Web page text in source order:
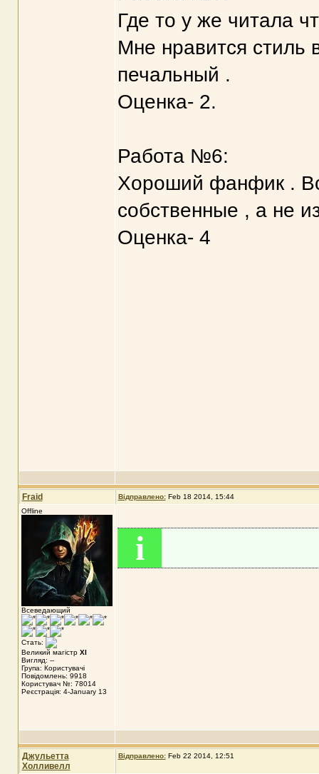
Где то у же читала
Мне нравится стиль
печальный .
Оценка- 2.
Работа №6:
Хороший фанфик .
собственные , а не
Оценка- 4
Fraid Відправлено: Feb 18 2014, 15:44
Offline
Всеведающий
Стать:
Великий магістр XI
Вигляд: --
Група: Користувачі
Повідомлень: 9918
Користувач №: 78014
Реєстрація: 4-January 13
i
Джульетта
Холливелл
Відправлено: Feb 22 2014, 12:51